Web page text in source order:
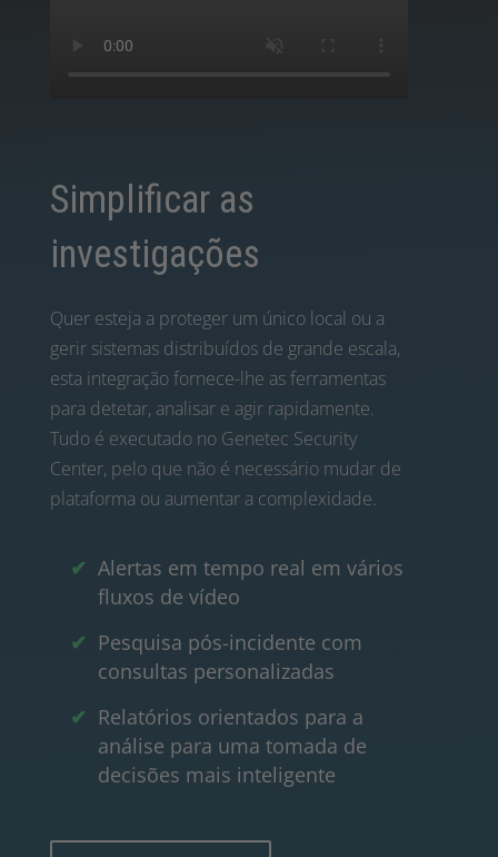
Simplificar as
investigações
Quer esteja a proteger um único local ou a
gerir sistemas distribuídos de grande escala,
esta integração fornece-lhe as ferramentas
para detetar, analisar e agir rapidamente.
Tudo é executado no Genetec Security
Center, pelo que não é necessário mudar de
plataforma ou aumentar a complexidade.
Alertas em tempo real em vários
fluxos de vídeo
Pesquisa pós-incidente com
consultas personalizadas
Relatórios orientados para a
análise para uma tomada de
decisões mais inteligente